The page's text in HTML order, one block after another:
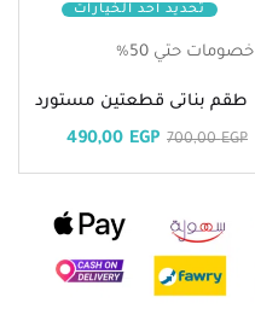
تحديد أحد الخيارات
خصومات حتي 50%
طقم بناتى قطعتين مستورد
700,00EGP
490,00 EGP